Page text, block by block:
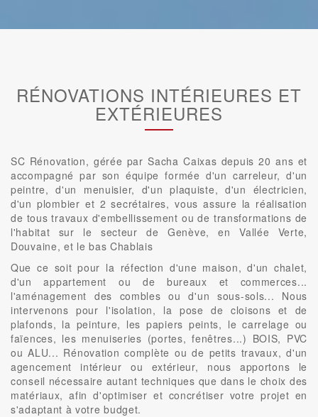
RÉNOVATIONS INTÉRIEURES ET
EXTÉRIEURES
SC Rénovation, gérée par Sacha Caixas depuis 20 ans et
accompagné par son équipe formée d'un carreleur, d'un
peintre, d'un menuisier, d'un plaquiste, d'un électricien,
d'un plombier et 2 secrétaires, vous assure la réalisation
de tous travaux d'embellissement ou de transformations de
l'habitat sur le secteur de Genève, en Vallée Verte,
Douvaine, et le bas Chablais
Que ce soit pour la réfection d'une maison, d'un chalet,
d'un appartement ou de bureaux et commerces...
l'aménagement des combles ou d'un sous-sols... Nous
intervenons pour l'isolation, la pose de cloisons et de
plafonds, la peinture, les papiers peints, le carrelage ou
faïences, les menuiseries (portes, fenêtres...) BOIS, PVC
ou ALU... Rénovation complète ou de petits travaux, d'un
agencement intérieur ou extérieur, nous apportons le
conseil nécessaire autant techniques que dans le choix des
matériaux, afin d'optimiser et concrétiser votre projet en
s'adaptant à votre budget.